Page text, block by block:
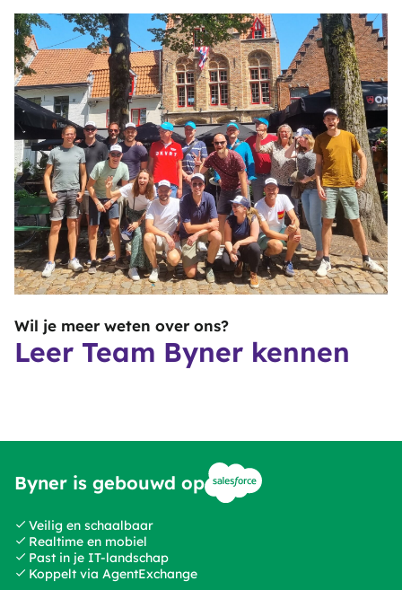
Wil je meer weten over ons?
Leer Team Byner kennen
Byner is gebouwd op
Veilig en schaalbaar
Realtime en mobiel
Past in je IT-landschap
Koppelt via AgentExchange